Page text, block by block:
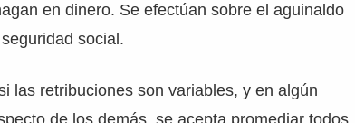
en dinero. Se efectúan sobre el aguinaldo
social.
las retribuciones son variables, y en algún
de los demás, se acepta promediar todos